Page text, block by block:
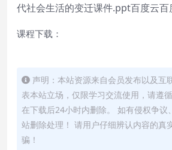
代社会生活的变迁课件.ppt百度云百
课程下载：
声明：本站资源来自会员发布以及互
表本站立场，仅限学习交流使用，请遵
在下载后24小时内删除。 如有侵权争议
站删除处理！ 请用户仔细辨认内容的真
骗！